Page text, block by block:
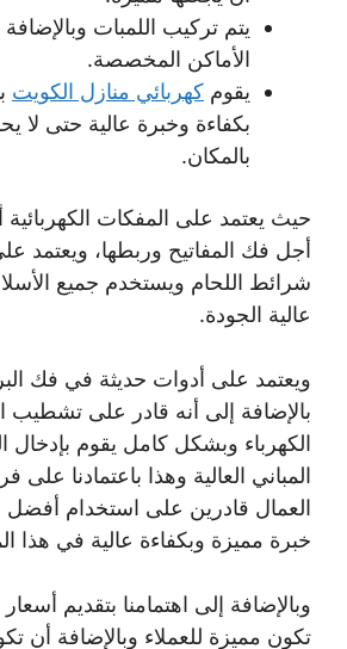
يتم تركيب اللمبات
الأماكن المخصصة.
يقوم كهربائي منازل الكويت
بكفاءة وخبرة عالية حتى
بالمكان.
حيث يعتمد على المفكات الكهربائية
أجل فك المفاتيح وربطها، ويعتمد
شرائط اللحام ويستخدم جميع
عالية الجودة.
ويعتمد على أدوات حديثة في فك
بالإضافة إلى أنه قادر على تشطيب
الكهرباء وبشكل كامل يقوم بإدخال
المباني العالية وهذا باعتمادنا
العمال قادرين على استخدام أفضل
خبرة مميزة وبكفاءة عالية في هذا
وبالإضافة إلى اهتمامنا بتقديم
تكون مميزة للعملاء وبالإضافة أن